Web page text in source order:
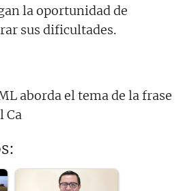
la oportunidad de
sus dificultades.
aborda el tema de la frase
Ca